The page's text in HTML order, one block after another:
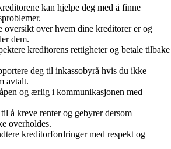
kan hjelpe deg med å finne
oversikt over hvem dine kreditorer er og
dem.
kreditorens rettigheter og betale tilbake
deg til inkassobyrå hvis du ikke
avtalt.
og ærlig i kommunikasjonen med
å kreve renter og gebyrer dersom
overholdes.
kreditorfordringer med respekt og